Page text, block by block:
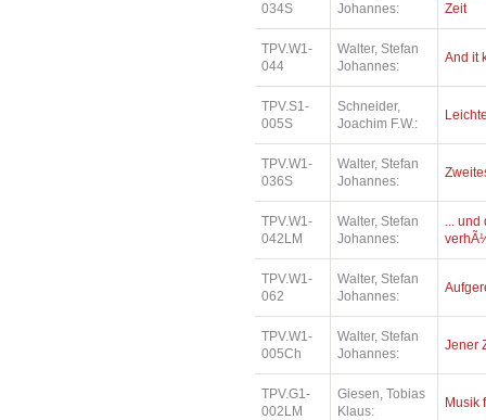
034S
Johannes:
Zeit
TPV.W1-
044
Walter, Stefan
Johannes:
And it
TPV.S1-
005S
Schneider,
Joachim F.W.:
TPV.W1-
036S
Walter, Stefan
Johannes:
TPV.W1-
042LM
Walter, Stefan
Johannes:
... und
TPV.W1-
062
Walter, Stefan
Johannes:
TPV.W1-
005Ch
Walter, Stefan
Johannes:
Jener
TPV.G1-
002LM
Giesen, Tobias
Klaus:
Musik